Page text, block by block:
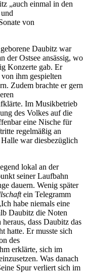
„auch einmal in den
von
Daubitz war
der Ostsee ansässig, wo
Konzerte gab. Er
ihm gespielten
Zudem brachte er gern
Im Musikbetrieb
des Volkes auf die
eine Nische für
regelmäßig an
war diesbezüglich
lokal an der
seiner Laufbahn
dauern. Wenig später
ein Telegramm
habe niemals eine
Daubitz die Noten
dass Daubitz das
hatte. Er musste sich
des
erklärte, sich im
Was danach
Spur verliert sich im